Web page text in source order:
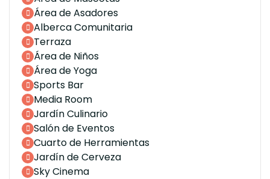
Área de Asadores
Alberca Comunitaria
Terraza
Área de Niños
Área de Yoga
Sports Bar
Media Room
Jardín Culinario
Salón de Eventos
Cuarto de Herramientas
Jardín de Cerveza
Sky Cinema